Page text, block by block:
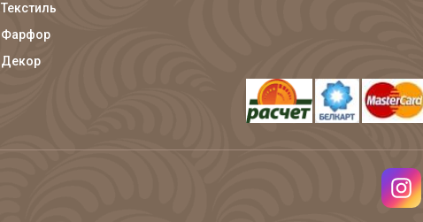
Текстиль
Фарфор
Декор